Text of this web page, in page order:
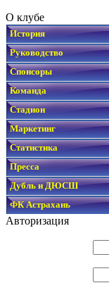
О клубе
История
Руководство
Спонсоры
Команда
Стадион
Маркетинг
Статистика
Пресса
Дубль и ДЮСШ
ФК Астрахань
Авторизация